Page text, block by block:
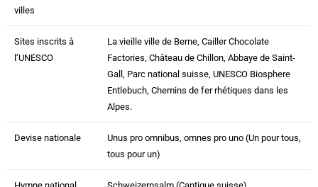
villes
Sites inscrits à
l’UNESCO
La vieille ville de Berne, Cailler Chocolate
Factories, Château de Chillon, Abbaye de Saint-
Gall, Parc national suisse, UNESCO Biosphere
Entlebuch, Chemins de fer rhétiques dans les
Alpes.
Devise nationale
Unus pro omnibus, omnes pro uno (Un pour tous,
tous pour un)